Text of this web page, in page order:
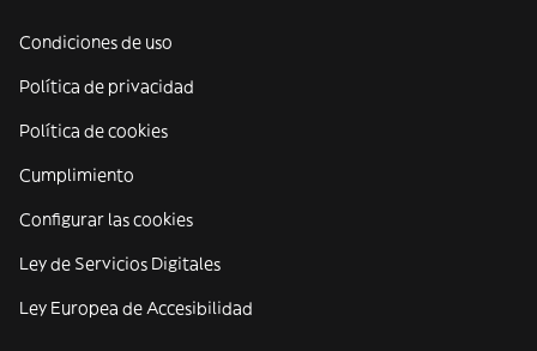
Condiciones de uso
Política de privacidad
Política de cookies
Cumplimiento
Configurar las cookies
Ley de Servicios Digitales
Ley Europea de Accesibilidad